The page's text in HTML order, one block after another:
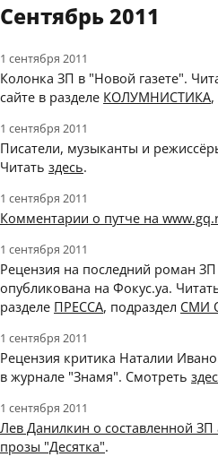
Сентябрь 2011
1 сентября 2011
Колонка ЗП в "Новой газете".
сайте в разделе КОЛУМНИСТИКА
1 сентября 2011
Писатели, музыканты и
Читать здесь.
1 сентября 2011
Комментарии о путче на
1 сентября 2011
Рецензия на последний роман
опубликована на Фокус.уа.
разделе ПРЕССА, подраздел СМИ
1 сентября 2011
Рецензия критика Наталии
в журнале "Знамя". Смотреть
1 сентября 2011
Лев Данилкин о составленной
прозы "Десятка".